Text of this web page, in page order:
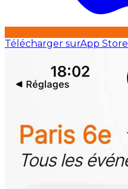
Télécharger surApp Store